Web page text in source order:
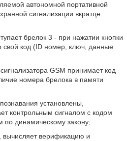
автономной портативной
сигнализации вкратце
брелок 3 - при нажатии кнопки
свой код (ID номер, ключ, данные
GSM принимает код
номера брелока в памяти
установлены,
контрольным сигналом с кодом
динамическому закону;
вычисляет верификацию и